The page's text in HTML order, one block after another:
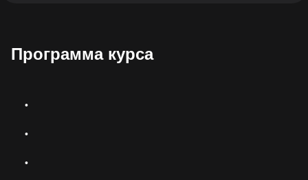
Программа курса